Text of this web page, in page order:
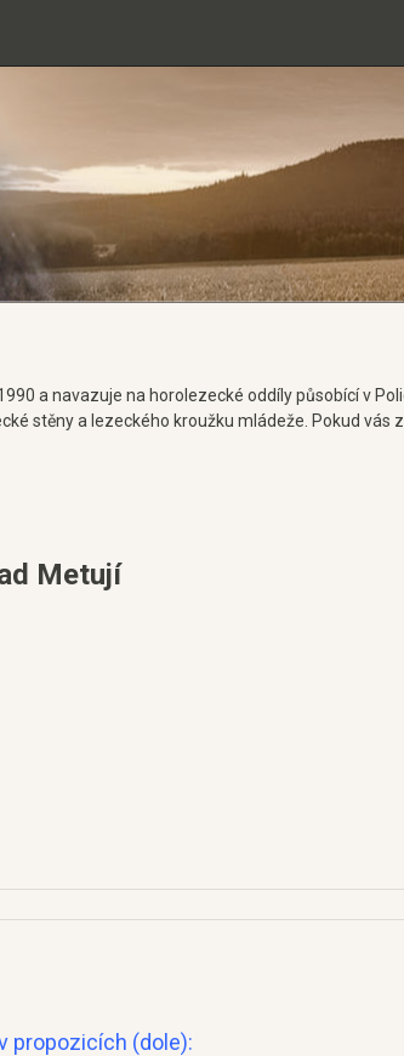
a navazuje na horolezecké oddíly působící v
stěny a lezeckého kroužku mládeže. Pokud vás
Metují
propozicích (dole):